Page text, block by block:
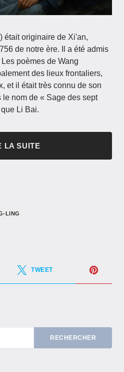
était originaire de Xi'an,
de notre ère. Il a été admis
poèmes de Wang
des lieux frontaliers,
et il était très connu de son
nom de « Sage des sept
Li Bai.
LA SUITE
LING
TWEET
RECHERCHER